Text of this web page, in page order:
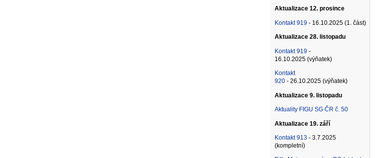
Aktualizace 12. prosince
Kontakt 919 - 16.10.2025 (1. část)
Aktualizace 28. listopadu
Kontakt 919 -
16.10.2025 (výňatek)
Kontakt
920 - 26.10.2025 (výňatek)
Aktualizace 9. listopadu
Aktuality FIGU SG ČR č. 50
Aktualizace 19. září
Kontakt 913- 3.7.2025
(kompletní)